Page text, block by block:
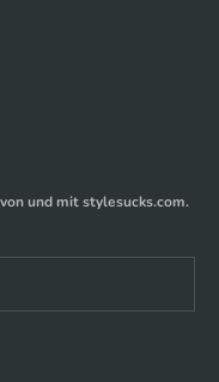
12
Element 3
Element 4
und mit stylesucks.com.